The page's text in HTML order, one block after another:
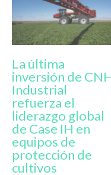
La última
inversión de
Industrial
refuerza el
liderazgo global
de Case IH en
equipos de
protección de
cultivos